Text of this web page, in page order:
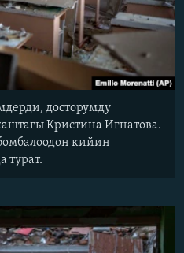
досторумду
Кристина Игнатова.
кийин
турат.